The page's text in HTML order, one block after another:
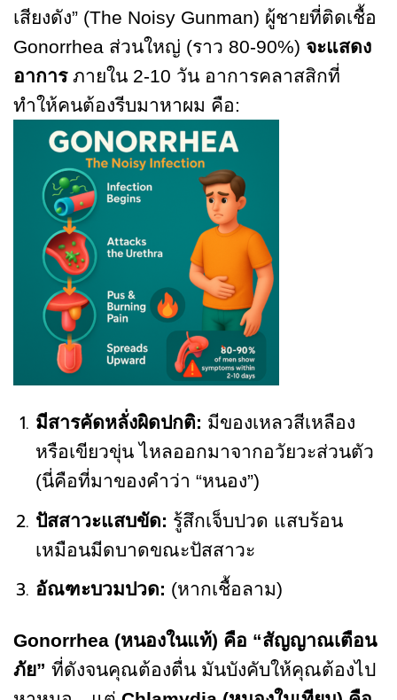
เสียงดัง” (The Noisy Gunman) ผู้ชายที่ติดเชื้อ
Gonorrhea ส่วนใหญ่ (ราว 80-90%) จะแสดง
อาการภายใน 2-10 วัน อาการคลาสสิกที่
ทำให้คนต้องรีบมาหาผม คือ:
มีสารคัดหลั่งผิดปกติ: มีของเหลวสีเหลือง
หรือเขียวขุ่น ไหลออกมาจากอวัยวะส่วนตัว
(นี่คือที่มาของคำว่า “หนอง”)
ปัสสาวะแสบขัด: รู้สึกเจ็บปวด แสบร้อน
เหมือนมีดบาดขณะปัสสาวะ
อัณฑะบวมปวด: (หากเชื้อลาม)
Gonorrhea (หนองในแท้) คือ “สัญญาณเตือน
ภัย” ที่ดังจนคุณต้องตื่น มันบังคับให้คุณต้องไป